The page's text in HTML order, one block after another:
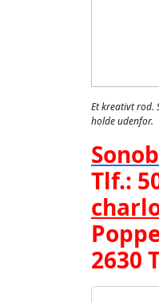
Et kreativt rod.
holde udenfor.
Tlf.:
2630